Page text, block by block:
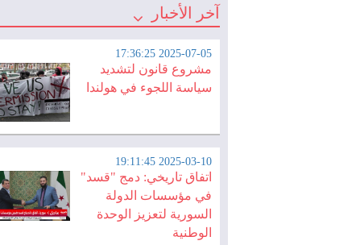
آخر الأخبار
2025-07-05 17:36:25
مشروع قانون لتشديد
سياسة اللجوء في هولندا
2025-03-10 19:11:45
اتفاق تاريخي: دمج "قسد"
في مؤسسات الدولة
السورية لتعزيز الوحدة
الوطنية